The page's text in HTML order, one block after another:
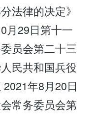
法律的决定》
月29日第十一
员会第二十三
民共和国兵役
年8月20日
常务委员会第